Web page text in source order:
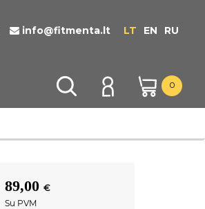
info@fitmenta.lt LT EN RU
0
89,00 €
Su PVM